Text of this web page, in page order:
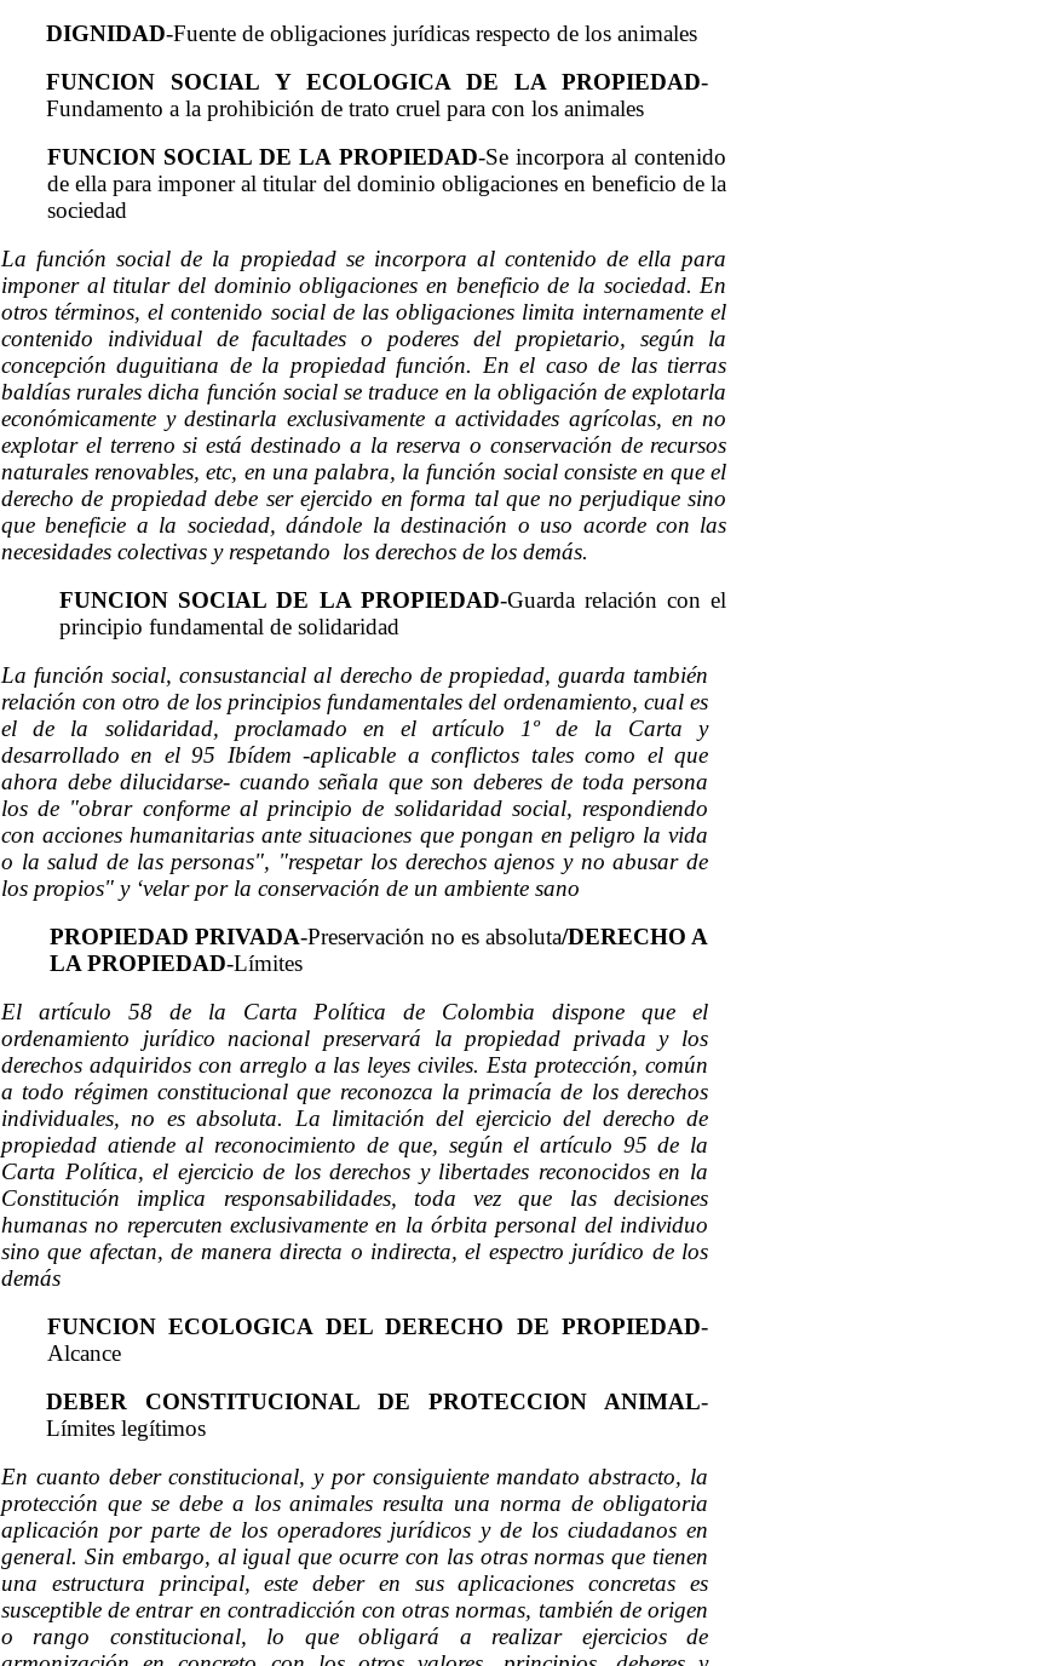
DIGNIDAD-Fuente de obligaciones jurídicas respecto de los animales
FUNCION SOCIAL Y ECOLOGICA DE LA PROPIEDAD-
Fundamento a la prohibición de trato cruel para con los animales
FUNCION SOCIAL DE LA PROPIEDAD-Se incorpora al contenido
de ella para imponer al titular del dominio obligaciones en beneficio de la
sociedad
La función social de la propiedad se incorpora al contenido de ella para
imponer al titular del dominio obligaciones en beneficio de la sociedad. En
otros términos, el contenido social de las obligaciones limita internamente el
contenido individual de facultades o poderes del propietario, según la
concepción duguitiana de la propiedad función. En el caso de las tierras
baldías rurales dicha función social se traduce en la obligación de explotarla
económicamente y destinarla exclusivamente a actividades agrícolas, en no
explotar el terreno si está destinado a la reserva o conservación de recursos
naturales renovables, etc, en una palabra, la función social consiste en que el
derecho de propiedad debe ser ejercido en forma tal que no perjudique sino
que beneficie a la sociedad, dándole la destinación o uso acorde con las
necesidades colectivas y respetando los derechos de los demás.
FUNCION SOCIAL DE LA PROPIEDAD-Guarda relación con el
principio fundamental de solidaridad
La función social, consustancial al derecho de propiedad, guarda también
relación con otro de los principios fundamentales del ordenamiento, cual es
el de la solidaridad, proclamado en el artículo 1º de la Carta y
desarrollado en el 95 Ibídem -aplicable a conflictos tales como el que
ahora debe dilucidarse- cuando señala que son deberes de toda persona
los de "obrar conforme al principio de solidaridad social, respondiendo
con acciones humanitarias ante situaciones que pongan en peligro la vida
o la salud de las personas", "respetar los derechos ajenos y no abusar de
los propios" y ‘velar por la conservación de un ambiente sano
PROPIEDAD PRIVADA-Preservación no es absoluta/DERECHO A
LA PROPIEDAD-Límites
El artículo 58 de la Carta Política de Colombia dispone que el
ordenamiento jurídico nacional preservará la propiedad privada y los
derechos adquiridos con arreglo a las leyes civiles. Esta protección, común
a todo régimen constitucional que reconozca la primacía de los derechos
individuales, no es absoluta. La limitación del ejercicio del derecho de
propiedad atiende al reconocimiento de que, según el artículo 95 de la
Carta Política, el ejercicio de los derechos y libertades reconocidos en la
Constitución implica responsabilidades, toda vez que las decisiones
humanas no repercuten exclusivamente en la órbita personal del individuo
sino que afectan, de manera directa o indirecta, el espectro jurídico de los
demás
FUNCION ECOLOGICA DEL DERECHO DE PROPIEDAD-
Alcance
DEBER CONSTITUCIONAL DE PROTECCION ANIMAL-
Límites legítimos
En cuanto deber constitucional, y por consiguiente mandato abstracto, la
protección que se debe a los animales resulta una norma de obligatoria
aplicación por parte de los operadores jurídicos y de los ciudadanos en
general. Sin embargo, al igual que ocurre con las otras normas que tienen
una estructura principal, este deber en sus aplicaciones concretas es
susceptible de entrar en contradicción con otras normas, también de origen
o rango constitucional, lo que obligará a realizar ejercicios de